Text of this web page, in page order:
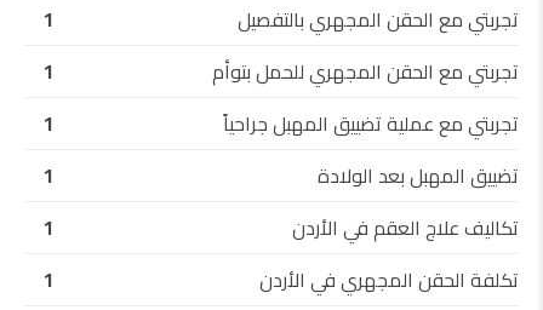
تجربتي مع الحقن المجهري بالتفصيل
1
تجربتي مع الحقن المجهري للحمل بتوأم
1
تجربتي مع عملية تضييق المهبل جراحياً
1
تضييق المهبل بعد الولادة
1
تكاليف علاج العقم في الأردن
1
تكلفة الحقن المجهري في الأردن
1